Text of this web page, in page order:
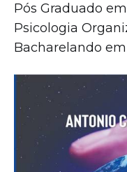
Pós Graduado em
Psicologia
Bacharelando